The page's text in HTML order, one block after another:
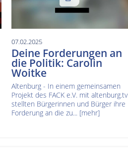
07.02.2025
Deine Forderungen an
die Politik: Carolin
Woitke
Altenburg - In einem gemeinsamen
Projekt des FACK e.V. mit altenburg.tv
stellten Bürgerinnen und Bürger ihre
Forderung an die zu... [mehr]